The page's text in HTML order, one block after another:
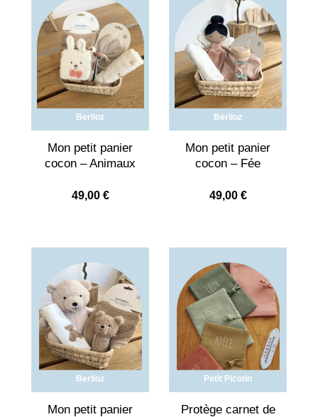
Berlioz
Mon petit panier
cocon – Animaux
49,00 €
Berlioz
Mon petit panier
cocon – Fée
49,00 €
Berlioz
Mon petit panier
Petit Picotin
Protège carnet de